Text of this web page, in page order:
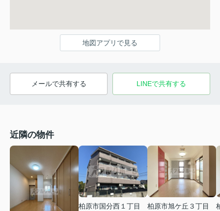
地図アプリで見る
メールで共有する LINEで共有する
近隣の物件
柏原市国分西１丁目
柏原市旭ケ丘３丁目